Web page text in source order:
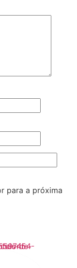
para a próxima